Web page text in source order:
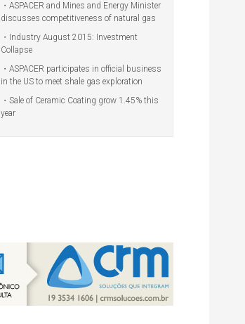
ASPACER and Mines and Energy Minister
discusses competitiveness of natural gas
Industry August 2015: Investment
Collapse
ASPACER participates in official business
in the US to meet shale gas exploration
Sale of Ceramic Coating grow 1.45% this
year